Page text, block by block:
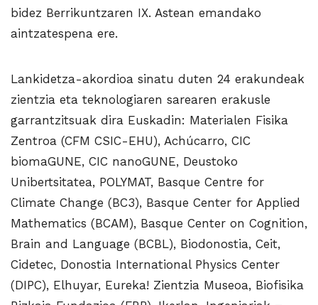
bidez Berrikuntzaren IX. Astean emandako
aintzatespena ere.
Lankidetza-akordioa sinatu duten 24 erakundeak
zientzia eta teknologiaren sarearen erakusle
garrantzitsuak dira Euskadin: Materialen Fisika
Zentroa (CFM CSIC-EHU), Achúcarro, CIC
biomaGUNE, CIC nanoGUNE, Deustoko
Unibertsitatea, POLYMAT, Basque Centre for
Climate Change (BC3), Basque Center for Applied
Mathematics (BCAM), Basque Center on Cognition,
Brain and Language (BCBL), Biodonostia, Ceit,
Cidetec, Donostia International Physics Center
(DIPC), Elhuyar, Eureka! Zientzia Museoa, Biofisika